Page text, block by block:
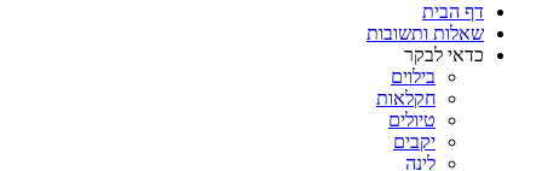
דף הבית
שאלות ותשובות
כדאי לבקר
בילוים
חקלאות
טיולים
יקבים
לינה